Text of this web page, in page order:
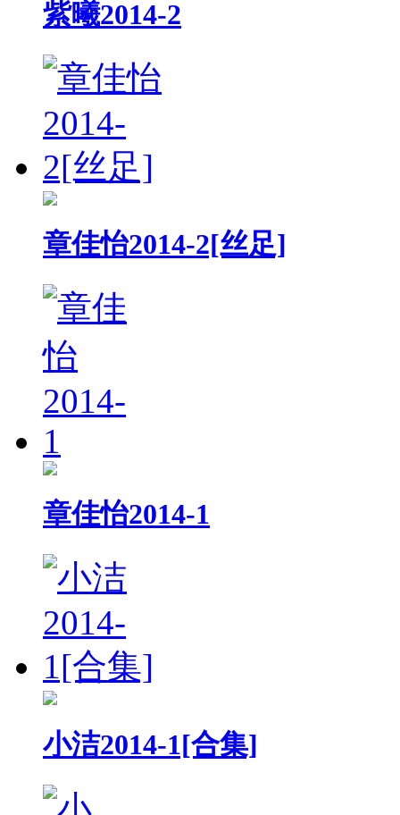
紫曦2014-2
章佳怡2014-2[丝足]
章佳怡2014-1
小洁2014-1[合集]